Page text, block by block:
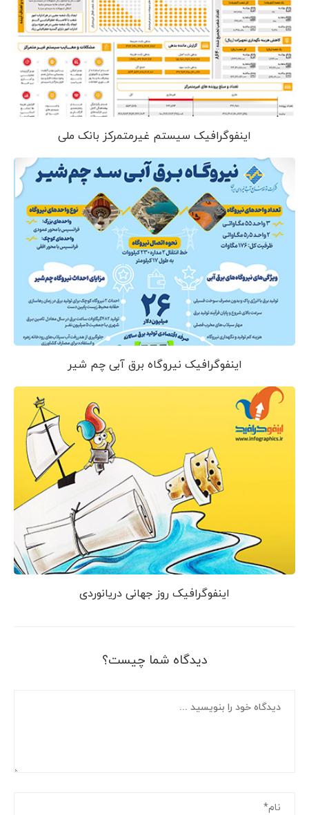
اینفوگرافیک سیستم غیرمتمرکز بانک ملی
اینفوگرافیک نیروگاه برق آبی چم شیر
اینفوگرافیک روز جهانی دریانوردی
دیدگاه شما چیست؟